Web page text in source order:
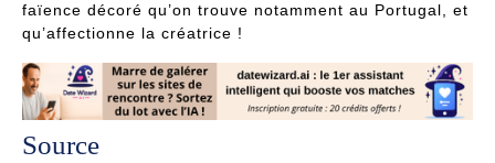
faïence décoré qu’on trouve notamment au Portugal, et
qu’affectionne la créatrice !
Source